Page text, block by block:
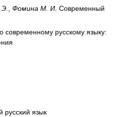
Э., Фомина М. И. Современный
современному русскому языку:
язык